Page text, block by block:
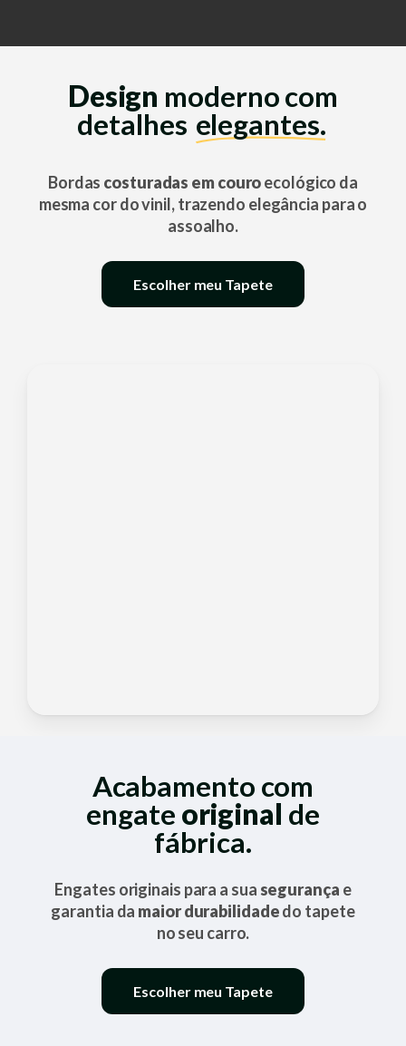
Design moderno com
detalhes elegantes.
Bordas costuradas em couroecológico da
mesma cor do vinil, trazendo elegância para o
assoalho.
Escolher meu Tapete
Acabamento com
engate original de
fábrica.
Engates originais para a sua segurança e
garantia da maior durabilidadedo tapete
no seu carro.
Escolher meu Tapete